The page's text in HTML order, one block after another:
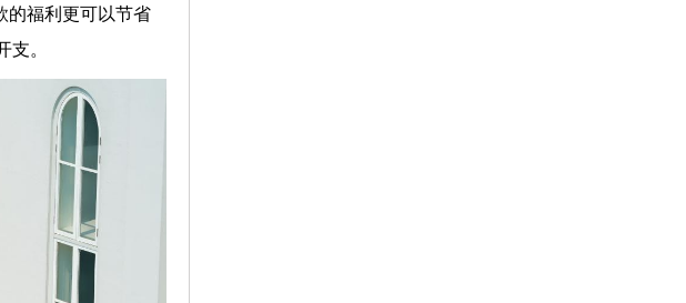
的福利更可以节省
。